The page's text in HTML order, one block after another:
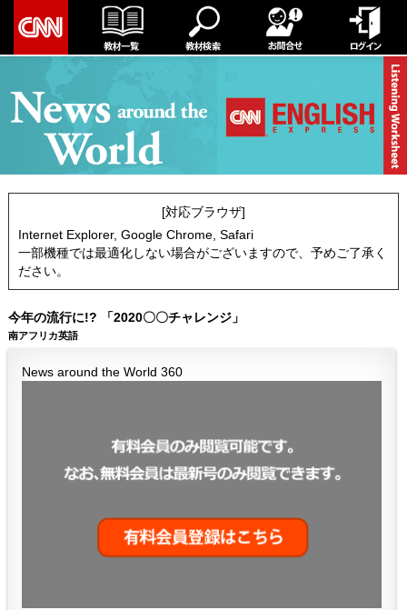
[対応ブラウザ]
Internet Explorer, Google Chrome, Safari
一部機種では最適化しない場合がございますので、予めご了承く
ださい。
今年の流行に!? 「2020〇〇チャレンジ」
南アフリカ英語
News around the World 360